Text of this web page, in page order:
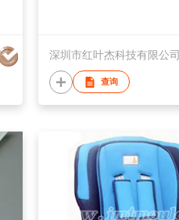
深圳市红叶杰科技有限公司
查询